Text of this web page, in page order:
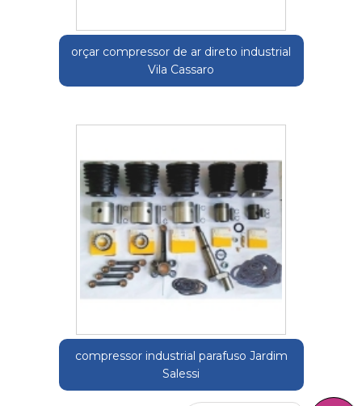
orçar compressor de ar direto industrial
Vila Cassaro
compressor industrial parafuso Jardim
Salessi